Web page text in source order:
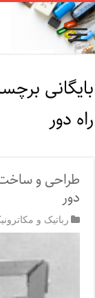
بایگانی
راه دور
طراحی و ساخت
دور
رباتیک و